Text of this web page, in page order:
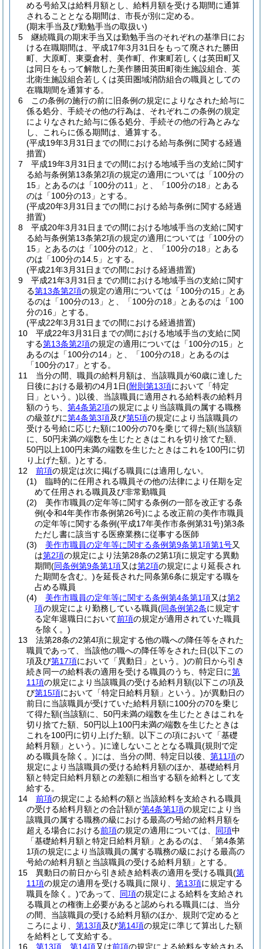
める号給又は給料月額とし、給料月額を受ける期間に通算
されることとなる期間は、市長が別に定める。
(期末手当及び勤勉手当の取扱い)
5
継続職員の期末手当又は勤勉手当のそれぞれの基準日にお
ける在職期間は、平成17年3月31日をもって廃された勝田
町、大原町、東粟倉村、美作町、作東町若しくは英田町又
は同日をもって解散した美作勝田英田町衛生施設組合、英
北衛生施設組合若しくは英田圏域消防組合の職員としての
在職期間を通算する。
6
この条例の施行の前に旧条例の規定によりなされた給与に
係る処分、手続その他の行為は、それぞれこの条例の規定
によりなされた給与に係る処分、手続その他の行為とみな
し、これらに係る期間は、通算する。
(平成19年3月31日までの間における給与条例に関する経過
措置)
7
平成19年3月31日までの間における地域手当の支給に関す
る給与条例第13条第2項の規定の適用については「100分の
15」とあるのは「100分の11」と、「100分の18」とある
のは「100分の13」とする。
(平成20年3月31日までの間における給与条例に関する経過
措置)
8
平成20年3月31日までの間における地域手当の支給に関す
る給与条例第13条第2項の規定の適用については「100分の
15」とあるのは「100分の12」と、「100分の18」とある
のは「100分の14.5」とする。
(平成21年3月31日までの間における経過措置)
9
平成21年3月31日までの間における地域手当の支給に関す
る第13条第2項の規定の適用については「100分の15」とあ
るのは「100分の13」と、「100分の18」とあるのは「100
分の16」とする。
(平成22年3月31日までの間における経過措置)
10
平成22年3月31日までの間における地域手当の支給に関
する第13条第2項の規定の適用については「100分の15」と
あるのは「100分の14」と、「100分の18」とあるのは
「100分の17」とする。
11
当分の間、職員の給料月額は、当該職員が60歳に達した
日後における最初の4月1日(附則第13項において「特定
日」という。)以後、当該職員に適用される給料表の給料月
額のうち、 第4条第2項の規定により当該職員の属する職務
の級並びに第4条第3項及び第5項の規定により当該職員の
受ける号給に応じた額に100分の70を乗じて得た額(当該額
に、50円未満の端数を生じたときはこれを切り捨てた額、
50円以上100円未満の端数を生じたときはこれを100円に切
り上げた額。)とする。
12
前項の規定は次に掲げる職員には適用しない。
(1)
臨時的に任用される職員その他の法律により任期を定
めて任用される職員及び非常勤職員
(2)
美作市職員の定年等に関する条例の一部を改正する条
例(令和4年美作市条例第26号)による改正前の美作市職員
の定年等に関する条例(平成17年美作市条例第31号)第3条
ただし書に該当する医療業務に従事する医師
(3)
美作市職員の定年等に関する条例第9条第1項第1号又
は第2項の規定により法第28条の2第1項に規定する異動
期間(同条例第9条第1項又は第2項の規定により延長され
た期間を含む。)を延長された同条第6条に規定する職を
占める職員
(4)
美作市職員の定年等に関する条例第4条第1項又は第2
項の規定により勤務している職員(同条例第2条に規定す
る定年退職日において前項の規定が適用されていた職員
を除く。)
13
法第28条の2第4項に規定する他の職への降任等をされた
職員であって、当該他の職への降任等をされた日(以下この
項及び第17項において「異動日」という。)の前日から引き
続き同一の給料表の適用を受ける職員のうち、特定日に第
11項の規定により当該職員の受ける給料月額(以下この項及
び第15項において「特定日給料月額」という。)が異動日の
前日に当該職員が受けていた給料月額に100分の70を乗じ
て得た額(当該額に、50円未満の端数を生じたときはこれを
切り捨てた額、50円以上100円未満の端数を生じたときは
これを100円に切り上げた額。以下この項において「基礎
給料月額」という。)に達しないこととなる職員(規則で定
める職員を除く。)には、当分の間、特定日以後、 第11項の
規定により当該職員の受ける給料月額のほか、基礎給料月
額と特定日給料月額との差額に相当する額を給料として支
給する。
14
前項の規定による給料の額と当該給料を支給される職員
の受ける給料月額との合計額が第4条第1項の規定により当
該職員の属する職務の級における最高の号給の給料月額を
超える場合における前項の規定の適用については、 同項中
「基礎給料月額と特定日給料月額」とあるのは、「第4条第
1項の規定により当該職員の属する職務の級における最高の
号給の給料月額と当該職員の受ける給料月額」とする。
15
異動日の前日から引き続き給料表の適用を受ける職員(第
11項の規定の適用を受ける職員に限り、 第13項に規定する
職員を除く。)であって、 同項の規定による給料を支給され
る職員との権衡上必要があると認められる職員には、当分
の間、当該職員の受ける給料月額のほか、規則で定めると
ころにより、 第13項及び第14項の規定に準じて算出した額
を給料として支給する。
16
第13項 第14項又は前項の規定による給料を支給される